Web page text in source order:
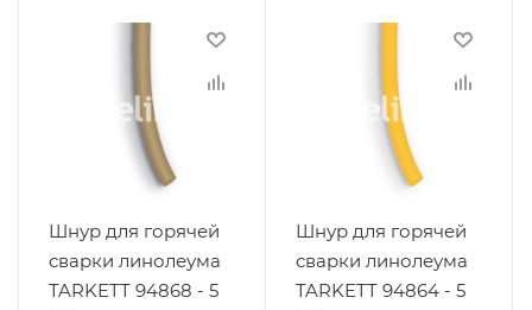
Шнур для горячей
сварки линолеума
TARKETT 94868 - 5
Шнур для горячей
сварки линолеума
TARKETT 94864 - 5